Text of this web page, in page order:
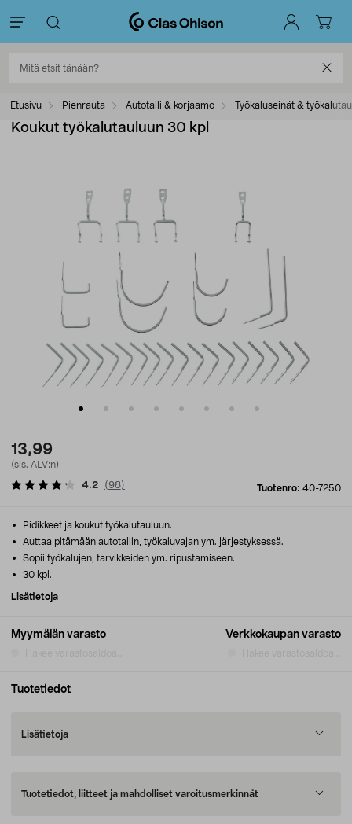
Etusivu Pienrauta Autotalli & korjaamo Työkaluseinät &
Koukut työkalutauluun 30 kpl
13,99
(sis. ALV:n)
Tuotenro: 40-7250
4.2 (98)
Myymälän varasto Verkkokaupan varasto
Pidikkeet ja koukut työkalutauluun.
Auttaa pitämään autotallin, työkaluvajan ym. järjestyksessä.
Sopii työkalujen, tarvikkeiden ym. ripustamiseen.
30 kpl.
Lisätietoja
Tuotetiedot
Lisätietoja
Tuotetiedot, liitteet ja mahdolliset varoitusmerkinnät